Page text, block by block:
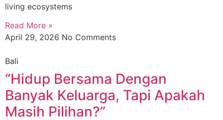
living ecosystems
Read More »
April 29, 2026 No Comments
Bali
“Hidup Bersama Dengan
Banyak Keluarga, Tapi Apakah
Masih Pilihan?”